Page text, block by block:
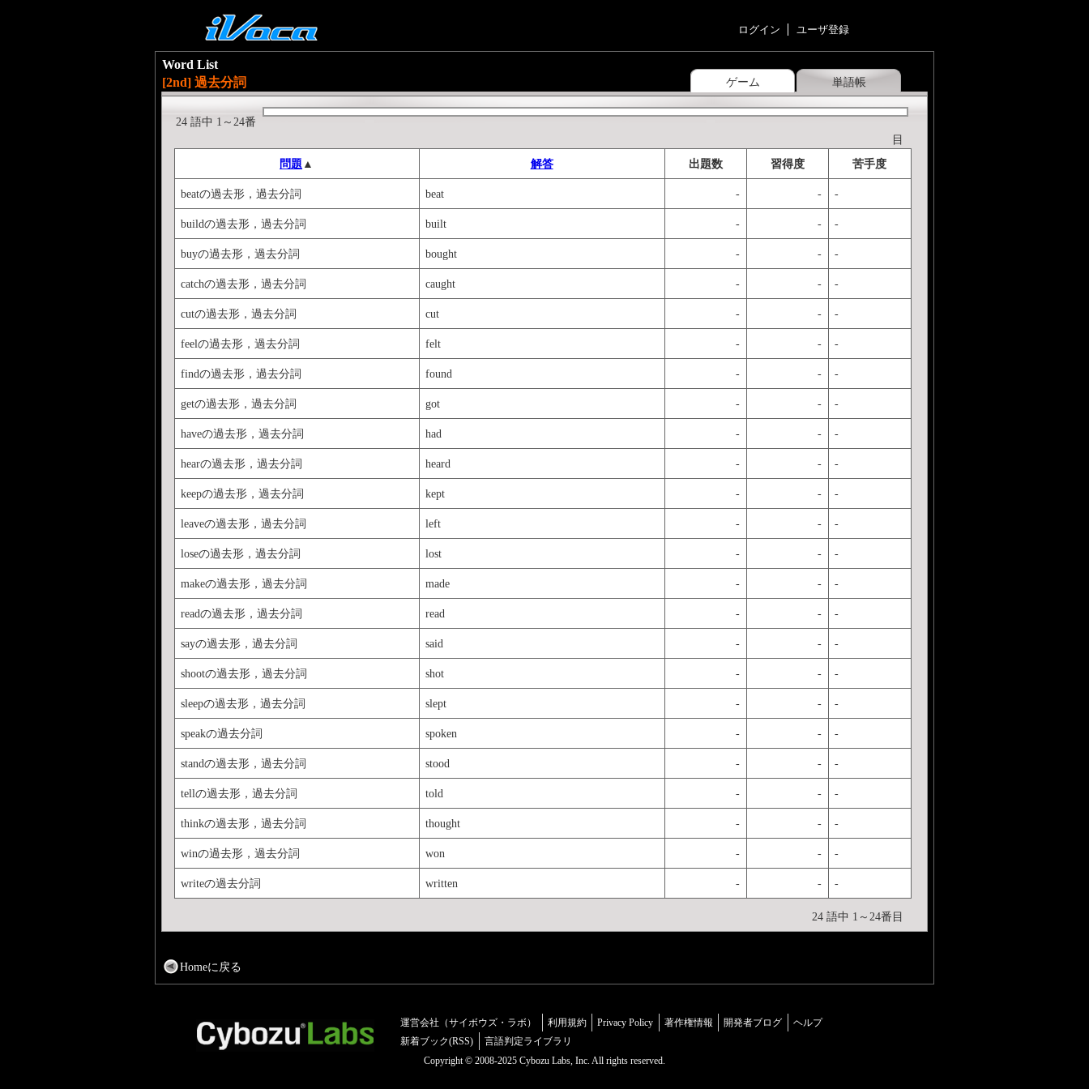
ログイン ユーザ登録
ゲーム 単語帳
Word List
[2nd] 過去分詞
24 語中 1～24番
目
問題 ▲ 解答 出題数 習得度 苦手度
beatの過去形，過去分詞 beat - - -
buildの過去形，過去分詞 built - - -
buyの過去形，過去分詞 bought - - -
catchの過去形，過去分詞 caught - - -
cutの過去形，過去分詞 cut - - -
feelの過去形，過去分詞 felt - - -
findの過去形，過去分詞 found - - -
getの過去形，過去分詞 got - - -
haveの過去形，過去分詞 had - - -
hearの過去形，過去分詞 heard - - -
keepの過去形，過去分詞 kept - - -
leaveの過去形，過去分詞 left - - -
loseの過去形，過去分詞 lost - - -
makeの過去形，過去分詞 made - - -
readの過去形，過去分詞 read - - -
sayの過去形，過去分詞 said - - -
shootの過去形，過去分詞 shot - - -
sleepの過去形，過去分詞 slept - - -
speakの過去分詞 spoken - - -
standの過去形，過去分詞 stood - - -
tellの過去形，過去分詞 told - - -
thinkの過去形，過去分詞 thought - - -
winの過去形，過去分詞 won - - -
writeの過去分詞 written - - -
24 語中 1～24番目
Homeに戻る
運営会社（サイボウズ・ラボ） 利用規約 Privacy Policy 著作権情報 開発者ブログ
ヘルプ
新着ブック(RSS)
言語判定ライブラリ
Copyright © 2008-2025 Cybozu Labs, Inc. All rights reserved.